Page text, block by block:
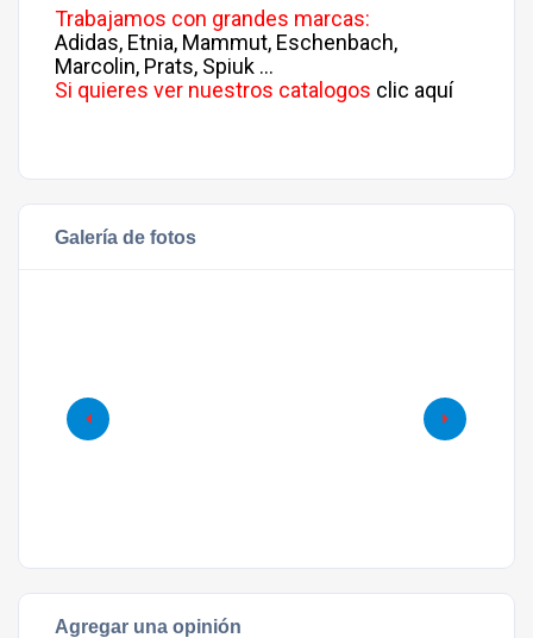
Trabajamos con grandes marcas:
Adidas, Etnia, Mammut, Eschenbach,
Marcolin, Prats, Spiuk …
Si quieres ver nuestros catalogos clic aquí
Galería de fotos
Agregar una opinión